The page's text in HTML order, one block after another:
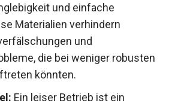
und einfache
Materialien verhindern
und
die bei weniger robusten
könnten.
Ein leiser Betrieb ist ein